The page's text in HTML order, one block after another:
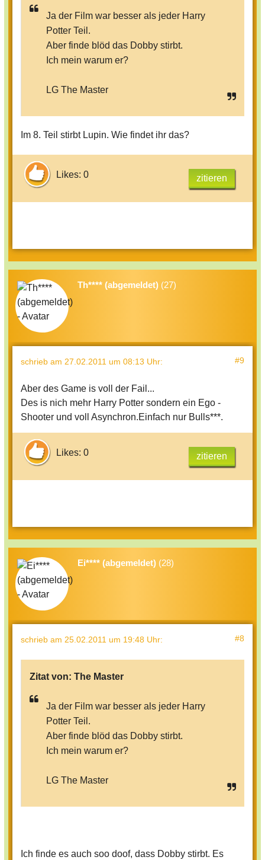
Ja der Film war besser als jeder Harry
Potter Teil.
Aber finde blöd das Dobby stirbt.
Ich mein warum er?
LG The Master
Im 8. Teil stirbt Lupin. Wie findet ihr das?
Likes: 0 zitieren
Th**** (abgemeldet) (27)
schrieb am 27.02.2011 um 08:13 Uhr: #9
Aber des Game is voll der Fail...
Des is nich mehr Harry Potter sondern ein Ego -
Shooter und voll Asynchron.Einfach nur Bulls***.
Likes: 0 zitieren
Ei**** (abgemeldet) (28)
schrieb am 25.02.2011 um 19:48 Uhr: #8
Zitat von: The Master
Ja der Film war besser als jeder Harry
Potter Teil.
Aber finde blöd das Dobby stirbt.
Ich mein warum er?
LG The Master
Ich finde es auch soo doof, dass Dobby stirbt. Es